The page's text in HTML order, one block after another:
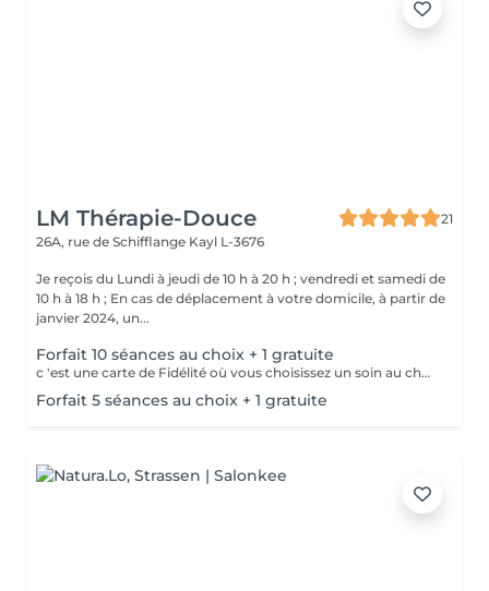
LM Thérapie-Douce
21
26A, rue de Schifflange Kayl L-3676
Je reçois du Lundi à jeudi de 10 h à 20 h ; vendredi et samedi de
10 h à 18 h ; En cas de déplacement à votre domicile, à partir de
janvier 2024, un...
Forfait 10 séances au choix + 1 gratuite
c 'est une carte de Fidélité où vous choisissez un soin au choix pour 800 euros les 10 séances + la 11ème est gratuite ! (la carte est payée à l 'avance)
Forfait 5 séances au choix + 1 gratuite